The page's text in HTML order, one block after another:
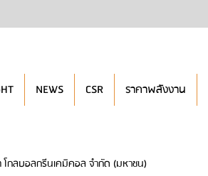
NEWS CSR ราคาพลังงาน
กลบอลกรีนเคมิคอล จำกัด (มหาชน)